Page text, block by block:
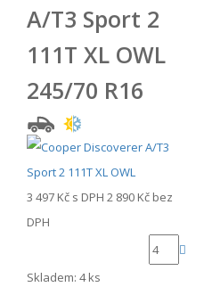
A/T3 Sport 2
111T XL OWL
245/70 R16
3 497 Kč s DPH 2 890 Kč bez
DPH
Skladem: 4 ks